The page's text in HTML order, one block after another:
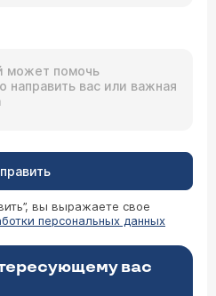
вы выражаете свое
персональных данных
вас